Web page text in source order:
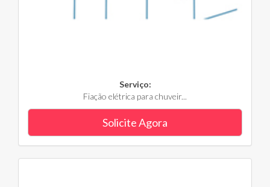
Serviço:
Fiação elétrica para chuveir...
Solicite Agora